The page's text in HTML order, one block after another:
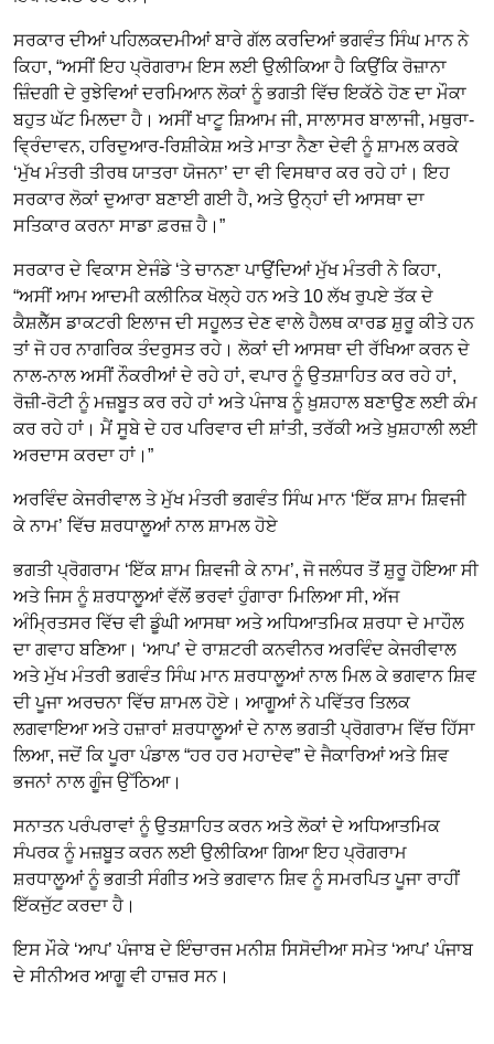
ਸਰਕਾਰ ਦੀਆਂ ਪਹਿਲਕਦਮੀਆਂ ਬਾਰੇ ਗੱਲ ਕਰਦਿਆਂ ਭਗਵੰਤ ਸਿੰਘ ਮਾਨ ਨੇ
ਕਿਹਾ, “ਅਸੀਂ ਇਹ ਪ੍ਰੋਗਰਾਮ ਇਸ ਲਈ ਉਲੀਕਿਆ ਹੈ ਕਿਉਂਕਿ ਰੋਜ਼ਾਨਾ
ਜ਼ਿੰਦਗੀ ਦੇ ਰੁਝੇਵਿਆਂ ਦਰਮਿਆਨ ਲੋਕਾਂ ਨੂੰ ਭਗਤੀ ਵਿੱਚ ਇਕੱਠੇ ਹੋਣ ਦਾ ਮੌਕਾ
ਬਹੁਤ ਘੱਟ ਮਿਲਦਾ ਹੈ। ਅਸੀਂ ਖਾਟੂ ਸ਼ਿਆਮ ਜੀ, ਸਾਲਾਸਰ ਬਾਲਾਜੀ, ਮਥੁਰਾ-
ਵ੍ਰਿੰਦਾਵਨ, ਹਰਿਦੁਆਰ-ਰਿਸ਼ੀਕੇਸ਼ ਅਤੇ ਮਾਤਾ ਨੈਣਾ ਦੇਵੀ ਨੂੰ ਸ਼ਾਮਲ ਕਰਕੇ
‘ਮੁੱਖ ਮੰਤਰੀ ਤੀਰਥ ਯਾਤਰਾ ਯੋਜਨਾ’ ਦਾ ਵੀ ਵਿਸਥਾਰ ਕਰ ਰਹੇ ਹਾਂ। ਇਹ
ਸਰਕਾਰ ਲੋਕਾਂ ਦੁਆਰਾ ਬਣਾਈ ਗਈ ਹੈ, ਅਤੇ ਉਨ੍ਹਾਂ ਦੀ ਆਸਥਾ ਦਾ
ਸਤਿਕਾਰ ਕਰਨਾ ਸਾਡਾ ਫ਼ਰਜ਼ ਹੈ।”
ਸਰਕਾਰ ਦੇ ਵਿਕਾਸ ਏਜੰਡੇ ‘ਤੇ ਚਾਨਣਾ ਪਾਉਂਦਿਆਂ ਮੁੱਖ ਮੰਤਰੀ ਨੇ ਕਿਹਾ,
“ਅਸੀਂ ਆਮ ਆਦਮੀ ਕਲੀਨਿਕ ਖੋਲ੍ਹੇ ਹਨ ਅਤੇ 10 ਲੱਖ ਰੁਪਏ ਤੱਕ ਦੇ
ਕੈਸ਼ਲੈੱਸ ਡਾਕਟਰੀ ਇਲਾਜ ਦੀ ਸਹੂਲਤ ਦੇਣ ਵਾਲੇ ਹੈਲਥ ਕਾਰਡ ਸ਼ੁਰੂ ਕੀਤੇ ਹਨ
ਤਾਂ ਜੋ ਹਰ ਨਾਗਰਿਕ ਤੰਦਰੁਸਤ ਰਹੇ। ਲੋਕਾਂ ਦੀ ਆਸਥਾ ਦੀ ਰੱਖਿਆ ਕਰਨ ਦੇ
ਨਾਲ-ਨਾਲ ਅਸੀਂ ਨੌਕਰੀਆਂ ਦੇ ਰਹੇ ਹਾਂ, ਵਪਾਰ ਨੂੰ ਉਤਸ਼ਾਹਿਤ ਕਰ ਰਹੇ ਹਾਂ,
ਰੋਜ਼ੀ-ਰੋਟੀ ਨੂੰ ਮਜ਼ਬੂਤ ਕਰ ਰਹੇ ਹਾਂ ਅਤੇ ਪੰਜਾਬ ਨੂੰ ਖ਼ੁਸ਼ਹਾਲ ਬਣਾਉਣ ਲਈ ਕੰਮ
ਕਰ ਰਹੇ ਹਾਂ। ਮੈਂ ਸੂਬੇ ਦੇ ਹਰ ਪਰਿਵਾਰ ਦੀ ਸ਼ਾਂਤੀ, ਤਰੱਕੀ ਅਤੇ ਖ਼ੁਸ਼ਹਾਲੀ ਲਈ
ਅਰਦਾਸ ਕਰਦਾ ਹਾਂ।”
ਅਰਵਿੰਦ ਕੇਜਰੀਵਾਲ ਤੇ ਮੁੱਖ ਮੰਤਰੀ ਭਗਵੰਤ ਸਿੰਘ ਮਾਨ ‘ਇੱਕ ਸ਼ਾਮ ਸ਼ਿਵਜੀ
ਕੇ ਨਾਮ’ ਵਿੱਚ ਸ਼ਰਧਾਲੂਆਂ ਨਾਲ ਸ਼ਾਮਲ ਹੋਏ
ਭਗਤੀ ਪ੍ਰੋਗਰਾਮ ‘ਇੱਕ ਸ਼ਾਮ ਸ਼ਿਵਜੀ ਕੇ ਨਾਮ’, ਜੋ ਜਲੰਧਰ ਤੋਂ ਸ਼ੁਰੂ ਹੋਇਆ ਸੀ
ਅਤੇ ਜਿਸ ਨੂੰ ਸ਼ਰਧਾਲੂਆਂ ਵੱਲੋਂ ਭਰਵਾਂ ਹੁੰਗਾਰਾ ਮਿਲਿਆ ਸੀ, ਅੱਜ
ਅੰਮ੍ਰਿਤਸਰ ਵਿੱਚ ਵੀ ਡੂੰਘੀ ਆਸਥਾ ਅਤੇ ਅਧਿਆਤਮਿਕ ਸ਼ਰਧਾ ਦੇ ਮਾਹੌਲ
ਦਾ ਗਵਾਹ ਬਣਿਆ। ‘ਆਪ’ ਦੇ ਰਾਸ਼ਟਰੀ ਕਨਵੀਨਰ ਅਰਵਿੰਦ ਕੇਜਰੀਵਾਲ
ਅਤੇ ਮੁੱਖ ਮੰਤਰੀ ਭਗਵੰਤ ਸਿੰਘ ਮਾਨ ਸ਼ਰਧਾਲੂਆਂ ਨਾਲ ਮਿਲ ਕੇ ਭਗਵਾਨ ਸ਼ਿਵ
ਦੀ ਪੂਜਾ ਅਰਚਨਾ ਵਿੱਚ ਸ਼ਾਮਲ ਹੋਏ। ਆਗੂਆਂ ਨੇ ਪਵਿੱਤਰ ਤਿਲਕ
ਲਗਵਾਇਆ ਅਤੇ ਹਜ਼ਾਰਾਂ ਸ਼ਰਧਾਲੂਆਂ ਦੇ ਨਾਲ ਭਗਤੀ ਪ੍ਰੋਗਰਾਮ ਵਿੱਚ ਹਿੱਸਾ
ਲਿਆ, ਜਦੋਂ ਕਿ ਪੂਰਾ ਪੰਡਾਲ “ਹਰ ਹਰ ਮਹਾਦੇਵ” ਦੇ ਜੈਕਾਰਿਆਂ ਅਤੇ ਸ਼ਿਵ
ਭਜਨਾਂ ਨਾਲ ਗੂੰਜ ਉੱਠਿਆ।
ਸਨਾਤਨ ਪਰੰਪਰਾਵਾਂ ਨੂੰ ਉਤਸ਼ਾਹਿਤ ਕਰਨ ਅਤੇ ਲੋਕਾਂ ਦੇ ਅਧਿਆਤਮਿਕ
ਸੰਪਰਕ ਨੂੰ ਮਜ਼ਬੂਤ ਕਰਨ ਲਈ ਉਲੀਕਿਆ ਗਿਆ ਇਹ ਪ੍ਰੋਗਰਾਮ
ਸ਼ਰਧਾਲੂਆਂ ਨੂੰ ਭਗਤੀ ਸੰਗੀਤ ਅਤੇ ਭਗਵਾਨ ਸ਼ਿਵ ਨੂੰ ਸਮਰਪਿਤ ਪੂਜਾ ਰਾਹੀਂ
ਇੱਕਜੁੱਟ ਕਰਦਾ ਹੈ।
ਇਸ ਮੌਕੇ ‘ਆਪ’ ਪੰਜਾਬ ਦੇ ਇੰਚਾਰਜ ਮਨੀਸ਼ ਸਿਸੋਦੀਆ ਸਮੇਤ ‘ਆਪ’ ਪੰਜਾਬ
ਦੇ ਸੀਨੀਅਰ ਆਗੂ ਵੀ ਹਾਜ਼ਰ ਸਨ।